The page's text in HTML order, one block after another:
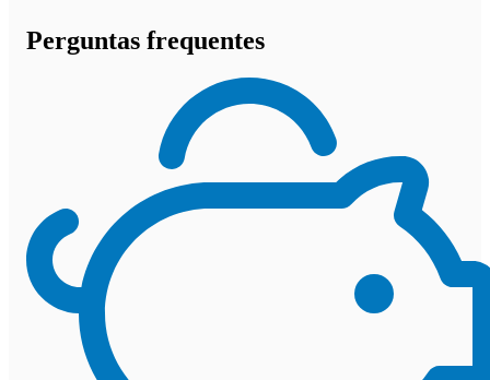
Perguntas frequentes